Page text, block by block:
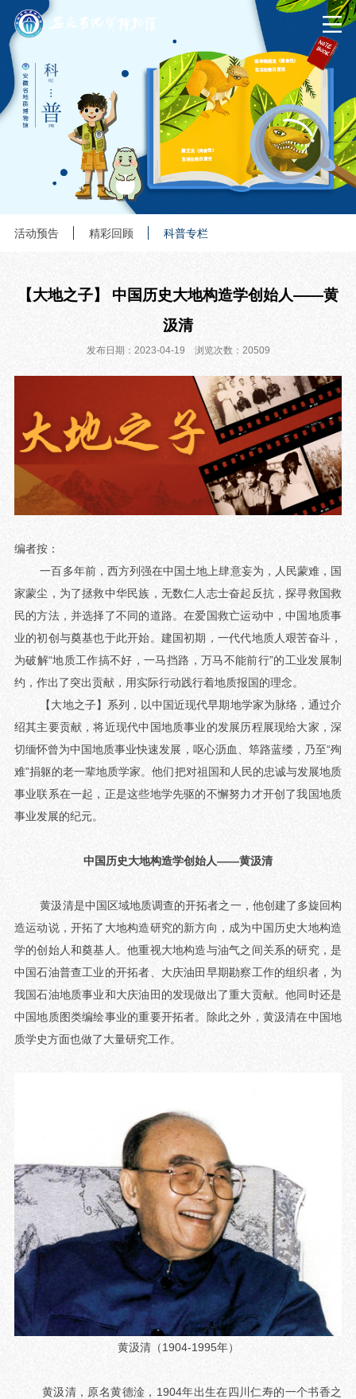
活动预告 精彩回顾 科普专栏
【大地之子】 中国历史大地构造学创始人——黄
汲清
发布日期：2023-04-19 浏览次数：20509
编者按：
一百多年前，西方列强在中国土地上肆意妄为，人民蒙难，国
家蒙尘，为了拯救中华民族，无数仁人志士奋起反抗，探寻救国救
民的方法，并选择了不同的道路。在爱国救亡运动中，中国地质事
业的初创与奠基也于此开始。建国初期，一代代地质人艰苦奋斗，
为破解“地质工作搞不好，一马挡路，万马不能前行”的工业发展制
约，作出了突出贡献，用实际行动践行着地质报国的理念。
【大地之子】系列，以中国近现代早期地学家为脉络，通过介
绍其主要贡献，将近现代中国地质事业的发展历程展现给大家，深
切缅怀曾为中国地质事业快速发展，呕心沥血、筚路蓝缕，乃至“殉
难”捐躯的老一辈地质学家。他们把对祖国和人民的忠诚与发展地质
事业联系在一起，正是这些地学先驱的不懈努力才开创了我国地质
事业发展的纪元。
中国历史大地构造学创始人——黄汲清
黄汲清是中国区域地质调查的开拓者之一，他创建了多旋回构
造运动说，开拓了大地构造研究的新方向，成为中国历史大地构造
学的创始人和奠基人。他重视大地构造与油气之间关系的研究，是
中国石油普查工业的开拓者、大庆油田早期勘察工作的组织者，为
我国石油地质事业和大庆油田的发现做出了重大贡献。他同时还是
中国地质图类编绘事业的重要开拓者。除此之外，黄汲清在中国地
质学史方面也做了大量研究工作。
黄汲清（1904-1995年）
黄汲清，原名黄德淦，1904年出生在四川仁寿的一个书香之